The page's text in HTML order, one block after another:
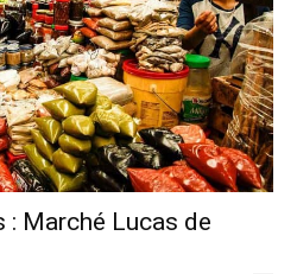
: Marché Lucas de